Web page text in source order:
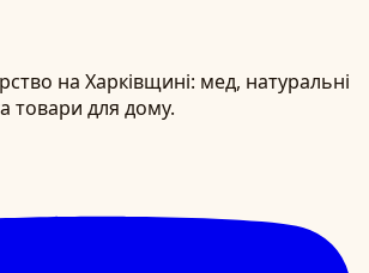
на Харківщині: мед, натуральні
товари для дому.